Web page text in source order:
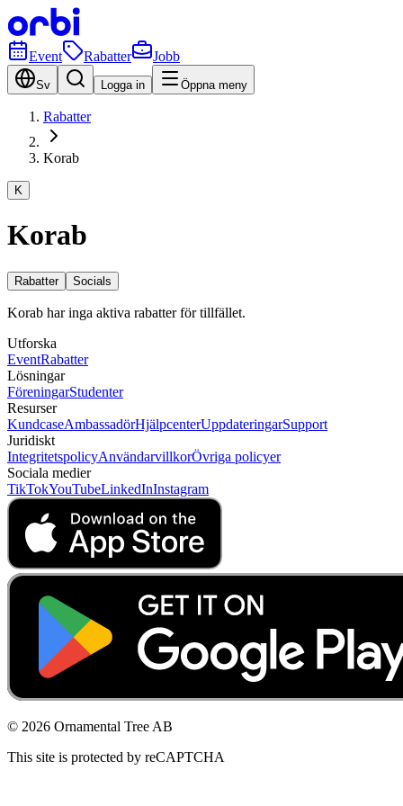
Event Rabatter Jobb
Sv Logga in Öppna meny
Rabatter
Korab
K
Korab
Rabatter Socials
Korab har inga aktiva rabatter för tillfället.
Utforska
EventRabatter
Lösningar
FöreningarStudenter
Resurser
KundcaseAmbassadörHjälpcenterUppdateringarSupport
Juridiskt
IntegritetspolicyAnvändarvillkorÖvriga policyer
Sociala medier
TikTokYouTubeLinkedInInstagram
© 2026 Ornamental Tree AB
This site is protected by reCAPTCHA